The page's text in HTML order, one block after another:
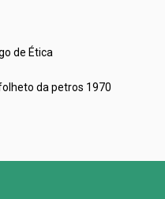
de Ética
da petros 1970